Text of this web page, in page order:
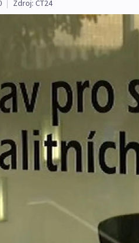
| Zdroj: ČT24